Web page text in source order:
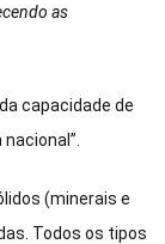
as
capacidade de
(minerais e
Todos os tipos